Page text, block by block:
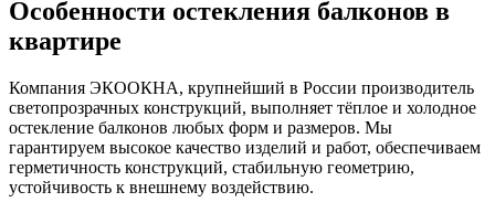
Особенности остекления балконов в
квартире
Компания ЭКООКНА, крупнейший в России производитель
светопрозрачных конструкций, выполняет тёплое и холодное
остекление балконов любых форм и размеров. Мы
гарантируем высокое качество изделий и работ, обеспечиваем
герметичность конструкций, стабильную геометрию,
устойчивость к внешнему воздействию.